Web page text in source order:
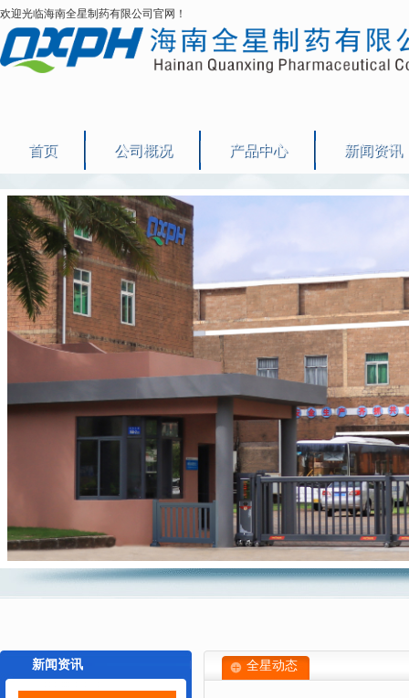
欢迎光临海南全星制药有限公司官网！
首页 公司概况 产品中心 新闻资讯
新闻资讯 全星动态